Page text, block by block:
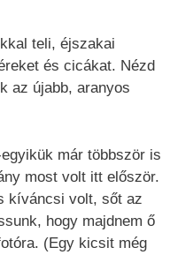
teli, éjszakai
és cicákat. Nézd
az újabb, aranyos
már többször is
most volt itt először.
kíváncsi volt, sőt az
hogy majdnem ő
(Egy kicsit még